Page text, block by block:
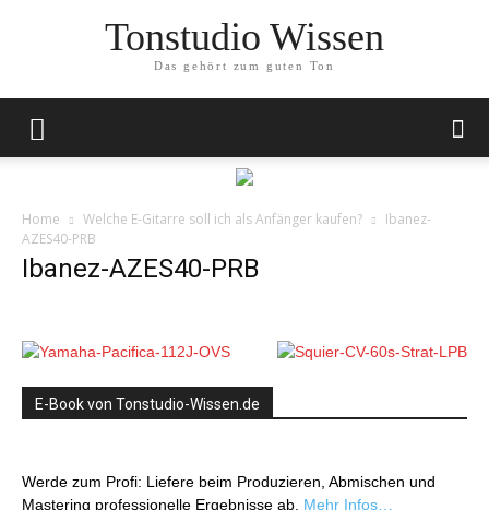
Tonstudio Wissen
Das gehört zum guten Ton
Home Welche E-Gitarre soll ich als Anfänger kaufen?
Ibanez-
AZES40-PRB
Ibanez-AZES40-PRB
E-Book von Tonstudio-Wissen.de
Werde zum Profi: Liefere beim Produzieren, Abmischen und
Mastering professionelle Ergebnisse ab. Mehr Infos…